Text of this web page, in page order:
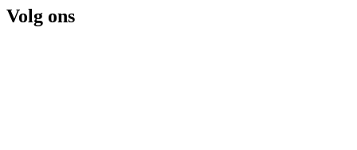
Volg ons